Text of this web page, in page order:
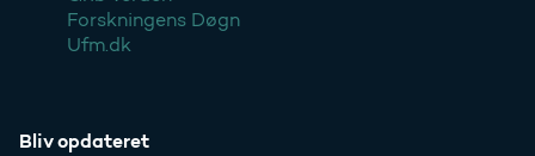
Forskningens Døgn
Ufm.dk
Bliv opdateret